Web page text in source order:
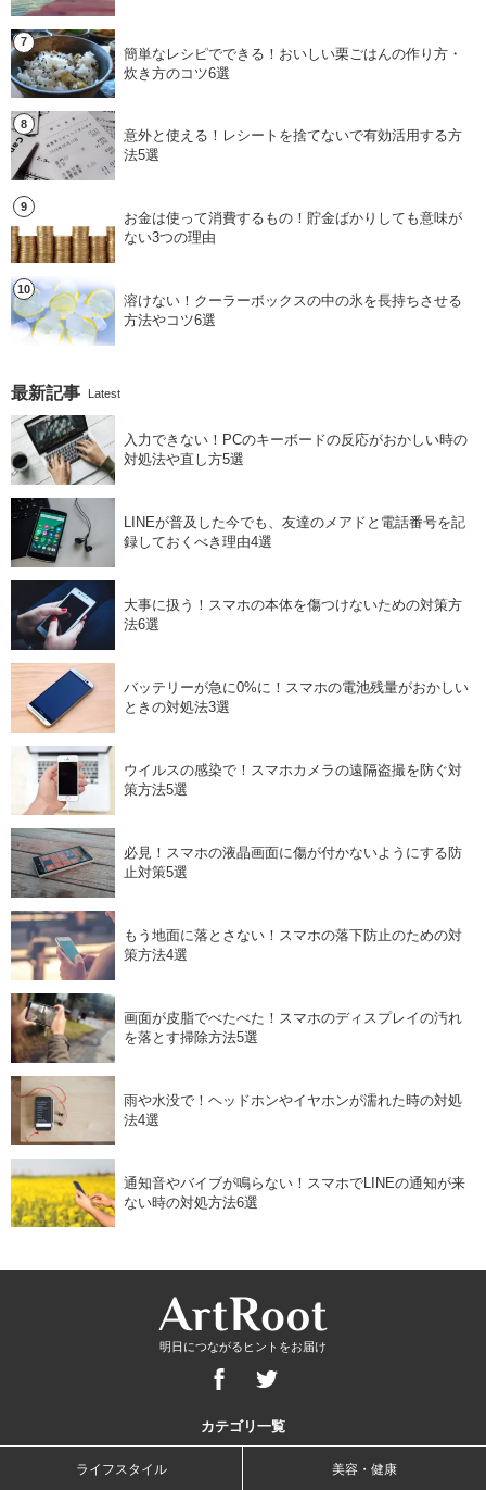
簡単なレシピでできる！おいしい栗ごはんの作り方・
炊き方のコツ6選
意外と使える！レシートを捨てないで有効活用する方
法5選
お金は使って消費するもの！貯金ばかりしても意味が
ない3つの理由
溶けない！クーラーボックスの中の氷を長持ちさせる
方法やコツ6選
最新記事 Latest
入力できない！PCのキーボードの反応がおかしい時の
対処法や直し方5選
LINEが普及した今でも、友達のメアドと電話番号を記
録しておくべき理由4選
大事に扱う！スマホの本体を傷つけないための対策方
法6選
バッテリーが急に0%に！スマホの電池残量がおかしい
ときの対処法3選
ウイルスの感染で！スマホカメラの遠隔盗撮を防ぐ対
策方法5選
必見！スマホの液晶画面に傷が付かないようにする防
止対策5選
もう地面に落とさない！スマホの落下防止のための対
策方法4選
画面が皮脂でべたべた！スマホのディスプレイの汚れ
を落とす掃除方法5選
雨や水没で！ヘッドホンやイヤホンが濡れた時の対処
法4選
通知音やバイブが鳴らない！スマホでLINEの通知が来
ない時の対処方法6選
明日につながるヒントをお届け
カテゴリ一覧
ライフスタイル 美容・健康